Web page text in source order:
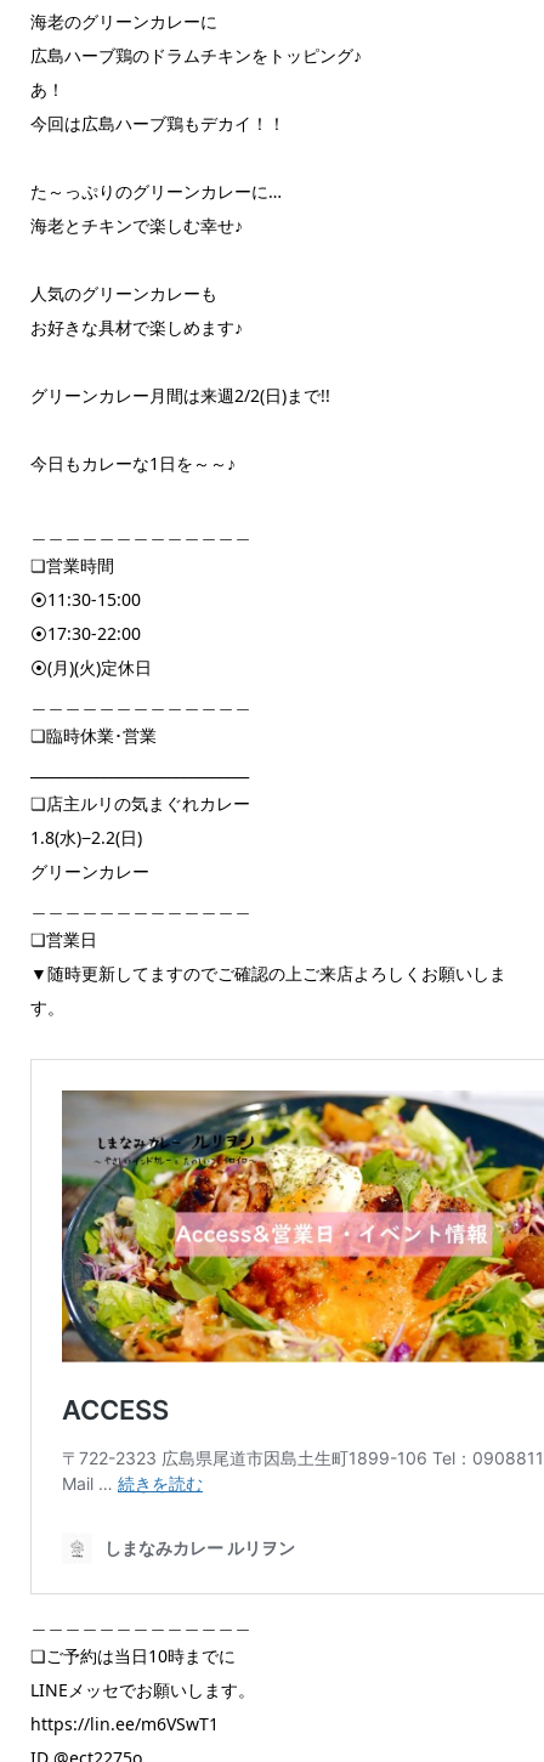
海老のグリーンカレーに
広島ハーブ鶏のドラムチキンをトッピング♪
あ！
今回は広島ハーブ鶏もデカイ！！
た～っぷりのグリーンカレーに…
海老とチキンで楽しむ幸せ♪
人気のグリーンカレーも
お好きな具材で楽しめます♪
グリーンカレー月間は来週2/2(日)まで!!
今日もカレーな1日を～～♪
❏営業時間
⦿11:30-15:00
⦿17:30-22:00
⦿(月)(火)定休日
❏臨時休業･営業
❏店主ルリの気まぐれカレー
1.8(水)−2.2(日)
グリーンカレー
❏営業日
▼随時更新してますのでご確認の上ご来店よろしくお願いしま
す。
❏ご予約は当日10時までに
LINEメッセでお願いします。
https://lin.ee/m6VSwT1